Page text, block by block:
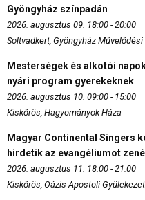
Gyöngyház színpadán
2026. augusztus 09. 18:00 - 20:00
Soltvadkert, Gyöngyház
Mesterségek és alkotói
nyári program gyerekeknek
2026. augusztus 10. 09:00 - 15:00
Kiskőrös, Hagyományok Háza
Magyar Continental Singers
hirdetik az evangéliumot
2026. augusztus 11. 18:00 - 21:00
Kiskőrös, Oázis Apostoli